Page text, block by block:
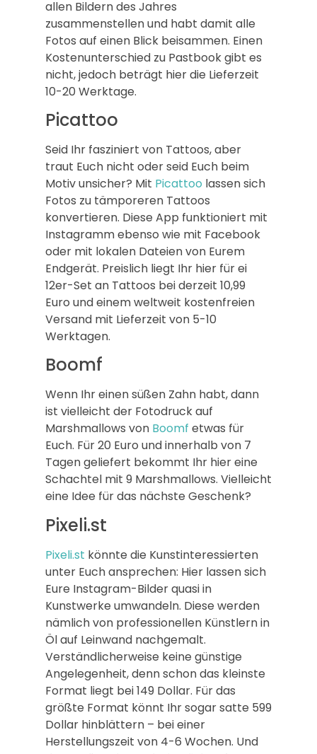
allen Bildern des Jahres
zusammenstellen und habt damit alle
Fotos auf einen Blick beisammen. Einen
Kostenunterschied zu Pastbook gibt es
nicht, jedoch beträgt hier die Lieferzeit
10-20 Werktage.
Picattoo
Seid Ihr fasziniert von Tattoos, aber
traut Euch nicht oder seid Euch beim
Motiv unsicher? Mit Picattoo lassen sich
Fotos zu tämporeren Tattoos
konvertieren. Diese App funktioniert mit
Instagramm ebenso wie mit Facebook
oder mit lokalen Dateien von Eurem
Endgerät. Preislich liegt Ihr hier für ei
12er-Set an Tattoos bei derzeit 10,99
Euro und einem weltweit kostenfreien
Versand mit Lieferzeit von 5-10
Werktagen.
Boomf
Wenn Ihr einen süßen Zahn habt, dann
ist vielleicht der Fotodruck auf
Marshmallows von Boomf etwas für
Euch. Für 20 Euro und innerhalb von 7
Tagen geliefert bekommt Ihr hier eine
Schachtel mit 9 Marshmallows. Vielleicht
eine Idee für das nächste Geschenk?
Pixeli.st
Pixeli.st könnte die Kunstinteressierten
unter Euch ansprechen: Hier lassen sich
Eure Instagram-Bilder quasi in
Kunstwerke umwandeln. Diese werden
nämlich von professionellen Künstlern in
Öl auf Leinwand nachgemalt.
Verständlicherweise keine günstige
Angelegenheit, denn schon das kleinste
Format liegt bei 149 Dollar. Für das
größte Format könnt Ihr sogar satte 599
Dollar hinblättern – bei einer
Herstellungszeit von 4-6 Wochen. Und